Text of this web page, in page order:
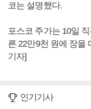
코는 설명했다.
포스코 주가는 10일
른 22만9천 원에 장을
기자]
인기기사